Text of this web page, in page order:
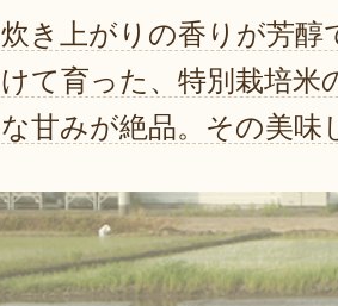
炊き上がりの香りが芳醇
けて育った、特別栽培米
な甘みが絶品。その美味